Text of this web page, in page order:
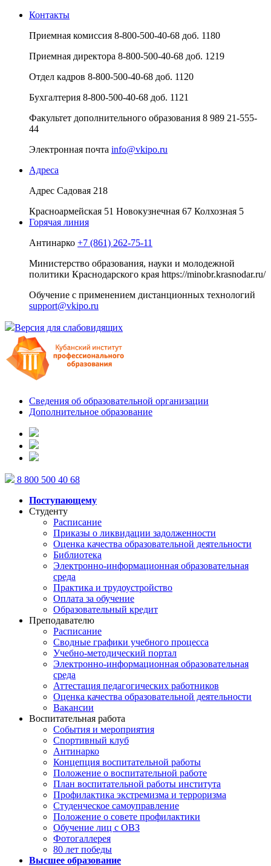
Контакты
Приемная комиссия 8-800-500-40-68 доб. 1180
Приемная директора 8-800-500-40-68 доб. 1219
Отдел кадров 8-800-500-40-68 доб. 1120
Бухгалтерия 8-800-500-40-68 доб. 1121
Факультет дополнительного образования 8 989 21-555-
44
Электронная почта info@vkipo.ru
Адреса
Адрес Садовая 218
Красноармейская 51 Новокузнечная 67 Колхозная 5
Горячая линия
Антинарко +7 (861) 262-75-11
Министерство образования, науки и молодежной
политики Краснодарского края https://minobr.krasnodar.ru/
Обучение с применением дистанционных технологий
support@vkipo.ru
Версия для слабовидящих
Сведения об образовательной организации
Дополнительное образование
8 800 500 40 68
Поступающему
Студенту
Расписание
Приказы о ликвидации задолженности
Оценка качества образовательной деятельности
Библиотека
Электронно-информационная образовательная
среда
Практика и трудоустройство
Оплата за обучение
Образовательный кредит
Преподавателю
Расписание
Сводные графики учебного процесса
Учебно-методический портал
Электронно-информационная образовательная
среда
Аттестация педагогических работников
Оценка качества образовательной деятельности
Вакансии
Воспитательная работа
События и мероприятия
Спортивный клуб
Антинарко
Концепция воспитательной работы
Положение о воспитательной работе
План воспитательной работы института
Профилактика экстремизма и терроризма
Студенческое самоуправление
Положение о совете профилактики
Обучение лиц с ОВЗ
Фотогаллерея
80 лет победы
Высшее образование